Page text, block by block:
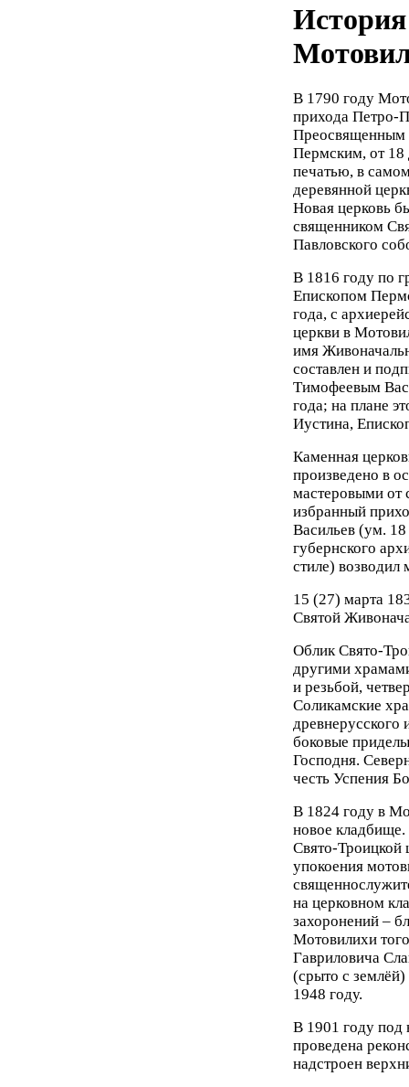
В 1790 году
прихода Петро-
Преосвященным
Пермским, от 18
печатью, в
деревянной
Новая церковь
священником
Павловского
В 1816 году по
Епископом
года, с
церкви в
имя
составлен и
Тимофеевым
года; на плане
Иустина,
Каменная
произведено в
мастеровыми от
избранный
Васильев (ум.
губернского
стиле) возводил
15 (27) марта
Святой
Облик Свято-
другими
и резьбой,
Соликамские
древнерусского
боковые
Господня.
честь Успения
В 1824 году в
новое кладбище.
Свято-Троицкой
упокоения
на церковном
захоронений –
Мотовилихи
Гавриловича
(срыто с землёй)
1948 году.
В 1901 году под
проведена
надстроен